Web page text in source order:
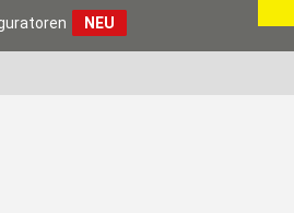
NEU